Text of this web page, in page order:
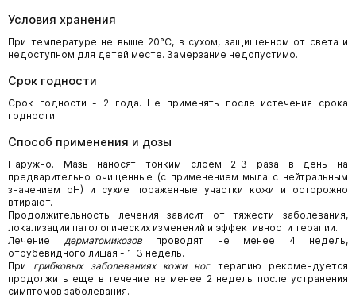
Условия хранения
При температуре не выше 20°С, в сухом, защищенном от света и
недоступном для детей месте. Замерзание недопустимо.
Срок годности
Срок годности - 2 года. Не применять после истечения срока
годности.
Способ применения и дозы
Наружно. Мазь наносят тонким слоем 2-3 раза в день на
предварительно очищенные (с применением мыла с нейтральным
значением рН) и сухие пораженные участки кожи и осторожно
втирают.
Продолжительность лечения зависит от тяжести заболевания,
локализации патологических изменений и эффективности терапии.
Лечение дерматомикозов проводят не менее 4 недель,
отрубевидного лишая - 1-3 недель.
При грибковых заболеваниях кожи ногтерапию рекомендуется
продолжить еще в течение не менее 2 недель после устранения
симптомов заболевания.